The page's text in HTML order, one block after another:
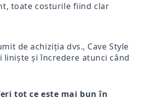
toate costurile fiind clar
de achiziția dvs., Cave Style
și încredere atunci când
tot ce este mai bun în